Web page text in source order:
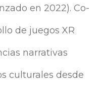
en 2022). Co-
de juegos XR
narrativas
culturales desde